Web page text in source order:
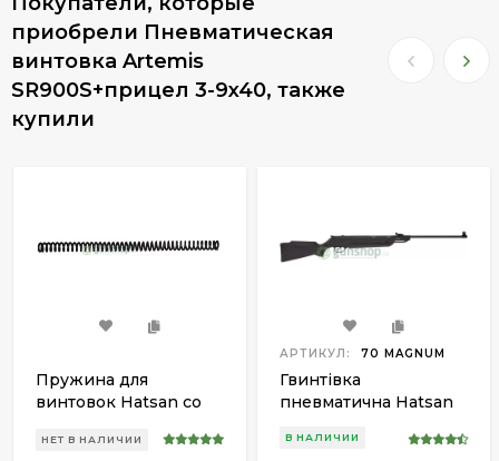
приобрели Пневматическая
винтовка Artemis
SR900S+прицел 3-9x40, также
купили
Пружина для
винтовок Hatsan со
НЕТ В НАЛИЧИИ
АРТИКУЛ: 70 MAGNUM
Гвинтівка
пневматична Hatsan
В НАЛИЧИИ